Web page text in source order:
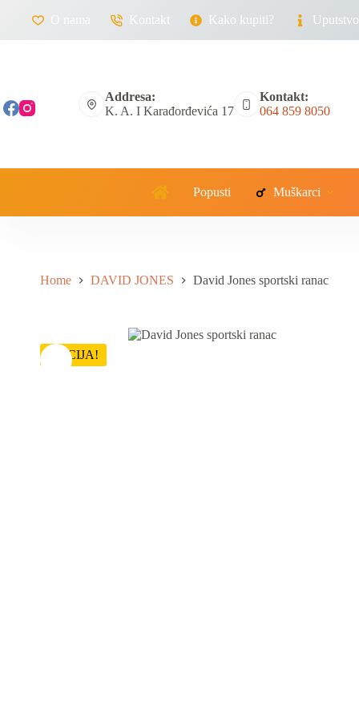
O nama Kontakt Kako kupiti?
Addresa:
K. A. I Karađorđevića 17
Kontakt:
064 859 8050
Popusti Muškarci
Home DAVID JONES David Jones sportski ranac
AKCIJA!